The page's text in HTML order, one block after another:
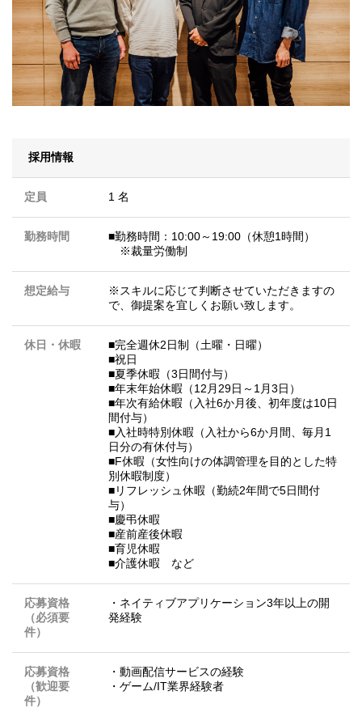
採用情報
定員 1 名
勤務時間
■勤務時間：10:00～19:00（休憩1時間）
※裁量労働制
想定給与
※スキルに応じて判断させていただきますの
で、御提案を宜しくお願い致します。
休日・休暇
■完全週休2日制（土曜・日曜）
■祝日
■夏季休暇（3日間付与）
■年末年始休暇（12月29日～1月3日）
■年次有給休暇（入社6か月後、初年度は10日
間付与）
■入社時特別休暇（入社から6か月間、毎月1
日分の有休付与）
■F休暇（女性向けの体調管理を目的とした特
別休暇制度）
■リフレッシュ休暇（勤続2年間で5日間付
与）
■慶弔休暇
■産前産後休暇
■育児休暇
■介護休暇 など
応募資格
（必須要
件）
・ネイティブアプリケーション3年以上の開
発経験
応募資格
（歓迎要
件）
・動画配信サービスの経験
・ゲーム/IT業界経験者